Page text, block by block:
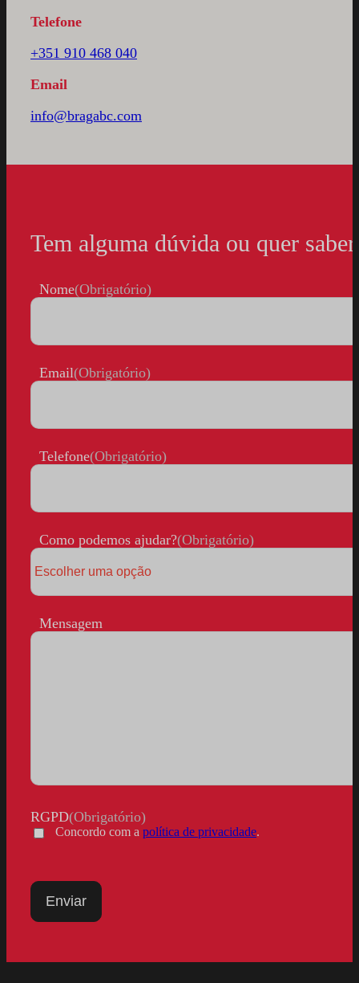
Telefone
+351 910 468 040
Email
info@bragabc.com
Tem alguma dúvida ou quer
Nome(Obrigatório)
Email(Obrigatório)
Telefone(Obrigatório)
Como podemos ajudar?(Obrigatório)
Mensagem
RGPD(Obrigatório)
Concordo com a política de privacidade.
Enviar